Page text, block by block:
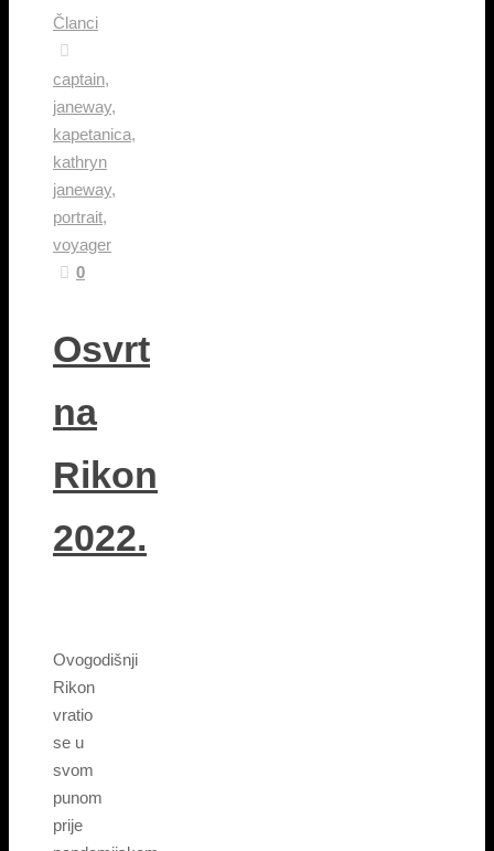
Članci
captain,
janeway,
kapetanica,
kathryn
janeway,
portrait,
voyager
0
Osvrt
na
Rikon
2022.
Ovogodišnji
Rikon
vratio
se u
svom
punom
prije